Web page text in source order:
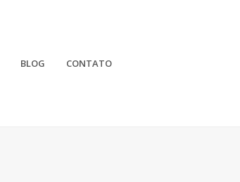
BLOG CONTATO